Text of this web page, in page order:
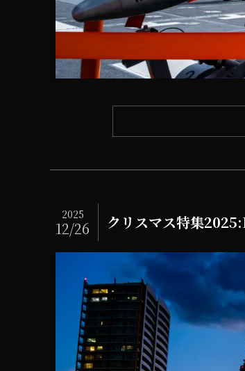
クリスマス特集
2025
12/26